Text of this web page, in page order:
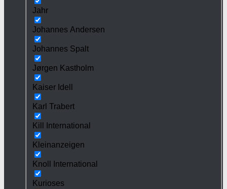
Jahr
Johannes Andersen
Johannes Spalt
Jørgen Kastholm
Kaiser Idell
Karl Trabert
Kill International
Kleinanzeigen
Knoll International
Kurioses